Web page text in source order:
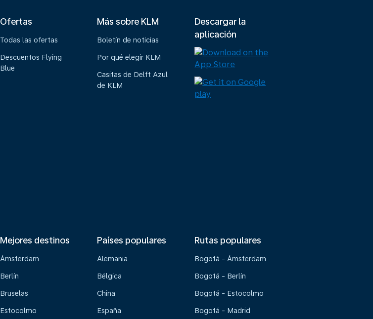
Ofertas
Todas las ofertas
Descuentos Flying
Blue
Más sobre KLM
Boletín de noticias
Por qué elegir KLM
Casitas de Delft Azul
de KLM
Descargar la
aplicación
Mejores destinos
Ámsterdam
Berlín
Bruselas
Estocolmo
Países populares
Alemania
Bélgica
China
España
Rutas populares
Bogotá - Ámsterdam
Bogotá - Berlín
Bogotá - Estocolmo
Bogotá - Madrid